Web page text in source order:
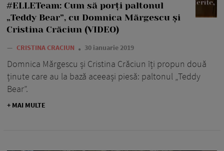
#ELLETeam: Cum să porți paltonul
„Teddy Bear”, cu Domnica Mărgescu și
Cristina Crăciun (VIDEO)
— CRISTINA CRACIUN 30 ianuarie 2019
Domnica Mărgescu și Cristina Crăciun îți propun două
ținute care au la bază aceeași piesă: paltonul „Teddy
Bear”.
+ MAI MULTE